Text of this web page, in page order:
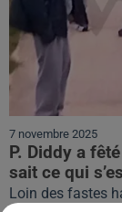
7 novembre 2025
P. Diddy a
sait ce qui
Loin des fastes